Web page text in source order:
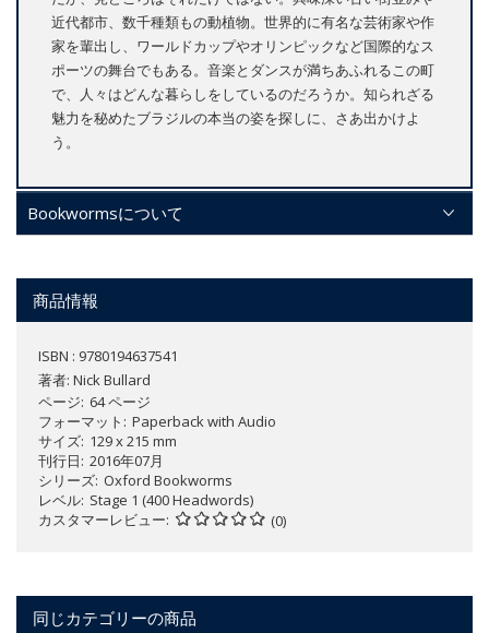
近代都市、数千種類もの動植物。世界的に有名な芸術家や作
家を輩出し、ワールドカップやオリンピックなど国際的なス
ポーツの舞台でもある。音楽とダンスが満ちあふれるこの町
で、人々はどんな暮らしをしているのだろうか。知られざる
魅力を秘めたブラジルの本当の姿を探しに、さあ出かけよ
う。
Bookwormsについて
商品情報
ISBN : 9780194637541
著者: Nick Bullard
ページ 64 ページ
フォーマット
Paperback with Audio
サイズ 129 x 215 mm
刊行日 2016年07月
シリーズ Oxford Bookworms
レベル Stage 1 (400 Headwords)
カスタマーレビュー
(0)
同じカテゴリーの商品